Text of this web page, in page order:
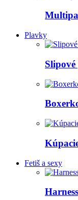
Plavky
Fetiš a sexy